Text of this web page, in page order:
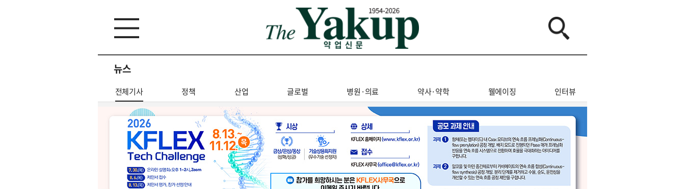
뉴스
전체기사 정책 산업 글로벌 병원·의료 약사·약학 웰에이징 인터뷰